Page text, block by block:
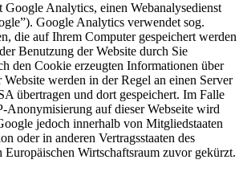
Google Analytics, einen Webanalysedienst
Google Analytics verwendet sog.
die auf Ihrem Computer gespeichert werden
Benutzung der Website durch Sie
den Cookie erzeugten Informationen über
werden in der Regel an einen Server
übertragen und dort gespeichert. Im Falle
Anonymisierung auf dieser Webseite wird
jedoch innerhalb von Mitgliedstaaten
oder in anderen Vertragsstaaten des
Europäischen Wirtschaftsraum zuvor gekürzt.